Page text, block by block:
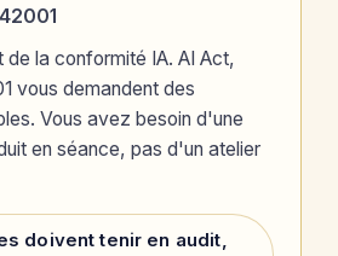
de la conformité IA. AI Act,
vous demandent des
Vous avez besoin d'une
en séance, pas d'un atelier
doivent tenir en audit,